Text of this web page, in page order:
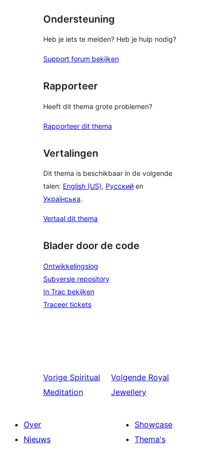
Ondersteuning
Heb je iets te melden? Heb je hulp nodig?
Support forum bekijken
Rapporteer
Heeft dit thema grote problemen?
Rapporteer dit thema
Vertalingen
Dit thema is beschikbaar in de volgende
talen: English (US), Русский en
Українська.
Vertaal dit thema
Blader door de code
Ontwikkelingslog
Subversie repository
In Trac bekijken
Traceer tickets
Vorige Spiritual
Meditation
Volgende Royal
Jewellery
Over
Nieuws
Showcase
Thema's